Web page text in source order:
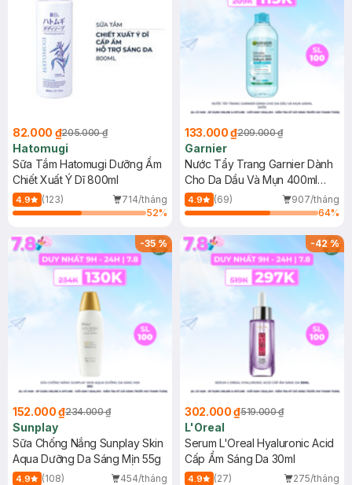
82.000 ₫205.000 ₫
Hatomugi
Sữa Tắm Hatomugi Dưỡng Ẩm
Chiết Xuất Ý Dĩ 800ml
4.9 (123)
714/tháng
52%
133.000 ₫209.000 ₫
Garnier
Nước Tẩy Trang Garnier Dành
Cho Da Dầu Và Mụn 400ml
(Mới)
4.9 (69)
907/tháng
64%
-35%
152.000 ₫234.000 ₫
Sunplay
Sữa Chống Nắng Sunplay Skin
Aqua Dưỡng Da Sáng Mịn 55g
4.9 (108)
454/tháng
-42%
302.000 ₫519.000 ₫
L'Oreal
Serum L'Oreal Hyaluronic Acid
Cấp Ẩm Sáng Da 30ml
4.9 (27)
275/tháng